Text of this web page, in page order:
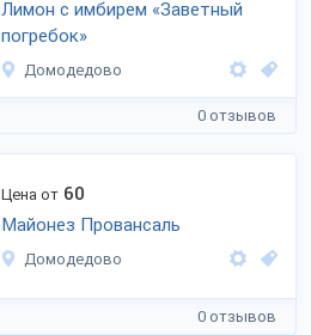
Лимон с имбирем «Заветный
погребок»
Домодедово
0 отзывов
Цена от 60
Майонез Провансаль
Домодедово
0 отзывов